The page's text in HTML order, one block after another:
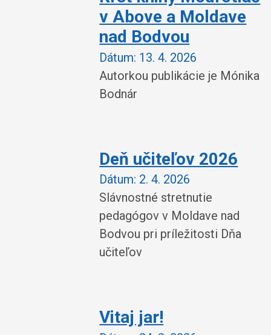
v Above a Moldave
nad Bodvou
Dátum: 13. 4. 2026
Autorkou publikácie je Mónika
Bodnár
Deň učiteľov 2026
Dátum: 2. 4. 2026
Slávnostné stretnutie
pedagógov v Moldave nad
Bodvou pri príležitosti Dňa
učiteľov
Vitaj jar!